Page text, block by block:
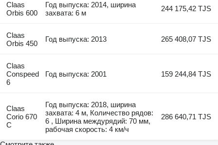
Claas
Orbis 600
Год выпуска: 2014, ширина
захвата: 6 м
244 175,42 TJS
Claas
Orbis 450
Год выпуска: 2013 265 408,07 TJS
Claas
Conspeed
6
Год выпуска: 2001 159 244,84 TJS
Claas
Corio 670
C
Год выпуска: 2018, ширина
захвата: 4 м, Количество рядов:
6 , Ширина междурядий: 70 мм,
рабочая скорость: 4 км/ч
286 640,71 TJS